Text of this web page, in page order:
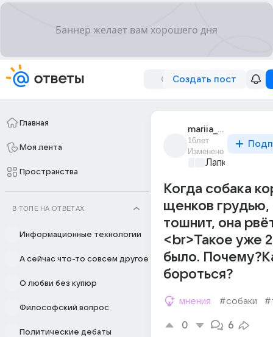
Создать пост
Главная
Моя лента
Пространства
В ТОПЕ НА ОТВЕТАХ
Информационные технологии
А сейчас что-то совсем другое
О любви без купюр
Философский вопрос
Политические дебаты
mariia_11251
16лет
Изменено
Лапки и
Когда собака
щенков грудью,
тошнит, она
<br>Такое уже
было.
бороться?
мнения #собаки
0 6